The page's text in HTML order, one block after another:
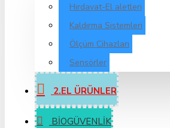
Hırdavat-El aletleri
Kaldırma Sistemleri
Ölçüm Cihazları
Sensörler
2.EL ÜRÜNLER
BIOGÜVENLIK